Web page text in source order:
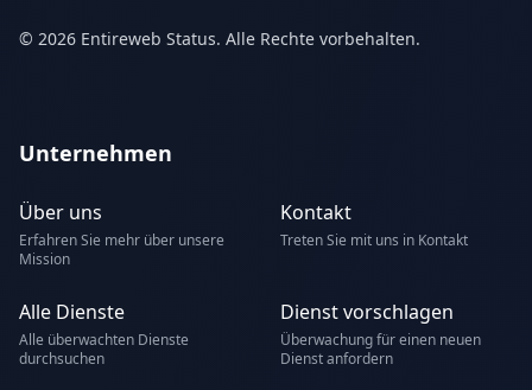
© 2026 Entireweb Status. Alle Rechte vorbehalten.
Unternehmen
Über uns
Erfahren Sie mehr über unsere
Mission
Kontakt
Treten Sie mit uns in Kontakt
Alle Dienste
Alle überwachten Dienste
durchsuchen
Dienst vorschlagen
Überwachung für einen neuen
Dienst anfordern